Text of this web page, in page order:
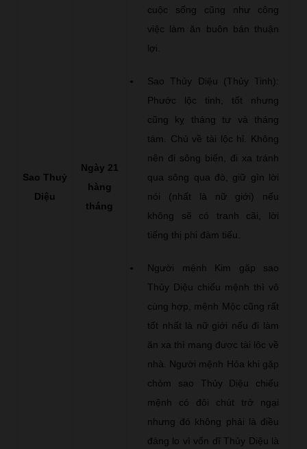
Sao Thuỷ
Diệu
Ngày 21
hàng
tháng
cuộc sống cũng như công
việc làm ăn buôn bán thuận
lợi.
Sao Thủy Diệu (Thủy Tinh):
Phước lộc tinh, tốt nhưng
cũng kỵ tháng tư và tháng
tám. Chủ về tài lộc hỉ. Không
nên đi sông biển, đi xa tránh
qua sông qua đò, giữ gìn lời
nói (nhất là nữ giới) nếu
không sẽ có tranh cãi, lời
tiếng thị phi đàm tiếu.
Người mệnh Kim gặp sao
Thủy Diệu chiếu mệnh thì vô
cùng hợp, mệnh Mộc cũng rất
tốt nhất là nữ giới nếu đi làm
ăn xa thì mang được tài lộc về
nhà. Người mệnh Hỏa khi gặp
chòm sao Thủy Diệu chiếu
mệnh có đôi chút trở ngại
nhưng đó không phải là điều
đáng lo vì vốn dĩ Thủy Diệu là